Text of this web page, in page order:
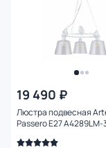
19 490 ₽
Люстра подвесная
Passero E27 A4289LM-